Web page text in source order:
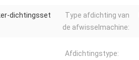
dichtingsset
Type afdichting van
de afwisselmachine:
Afdichtingstype: